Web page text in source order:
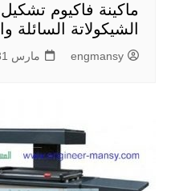
ماكينة فاكيوم
الشيكولاتة السائلة
engmansy مارس 31, 2020